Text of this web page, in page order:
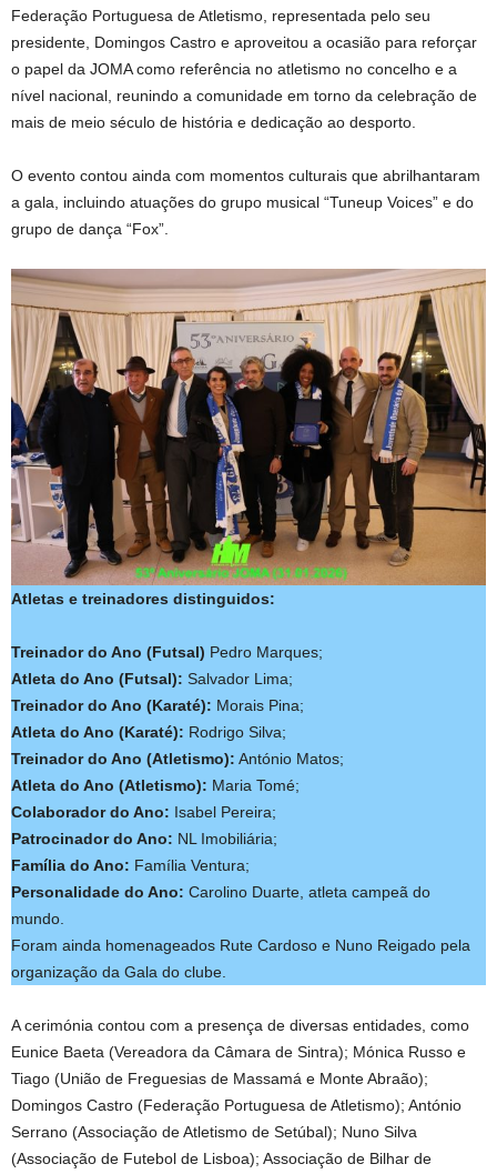
Federação Portuguesa de Atletismo, representada pelo seu
presidente, Domingos Castro e aproveitou a ocasião para reforçar
o papel da JOMA como referência no atletismo no concelho e a
nível nacional, reunindo a comunidade em torno da celebração de
mais de meio século de história e dedicação ao desporto.
O evento contou ainda com momentos culturais que abrilhantaram
a gala, incluindo atuações do grupo musical “Tuneup Voices” e do
grupo de dança “Fox”.
Atletas e treinadores distinguidos:
Treinador do Ano (Futsal) Pedro Marques;
Atleta do Ano (Futsal): Salvador Lima;
Treinador do Ano (Karaté): Morais Pina;
Atleta do Ano (Karaté): Rodrigo Silva;
Treinador do Ano (Atletismo): António Matos;
Atleta do Ano (Atletismo): Maria Tomé;
Colaborador do Ano: Isabel Pereira;
Patrocinador do Ano: NL Imobiliária;
Família do Ano: Família Ventura;
Personalidade do Ano: Carolino Duarte, atleta campeã do
mundo.
Foram ainda homenageados Rute Cardoso e Nuno Reigado pela
organização da Gala do clube.
A cerimónia contou com a presença de diversas entidades, como
Eunice Baeta (Vereadora da Câmara de Sintra); Mónica Russo e
Tiago (União de Freguesias de Massamá e Monte Abraão);
Domingos Castro (Federação Portuguesa de Atletismo); António
Serrano (Associação de Atletismo de Setúbal); Nuno Silva
(Associação de Futebol de Lisboa); Associação de Bilhar de